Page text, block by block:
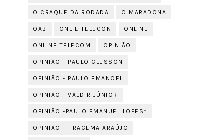
O CRAQUE DA RODADA O MARADONA
OAB ONLIE TELECON ONLINE
ONLINE TELECOM OPINIÃO
OPINIÃO - PAULO CLESSON
OPINIÃO - PAULO EMANOEL
OPINIÃO - VALDIR JÚNIOR
OPINIÃO -PAULO EMANUEL LOPES*
OPINIÃO — IRACEMA ARAÚJO